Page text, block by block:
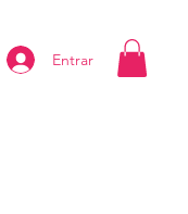
Entrar